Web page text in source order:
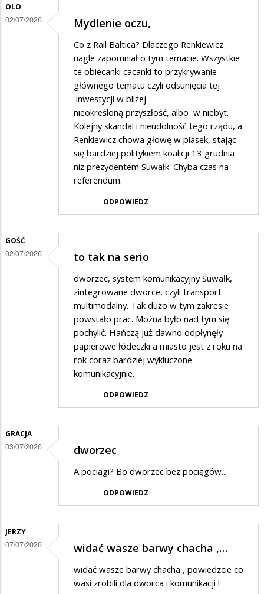
OLO
02/07/2026 Mydlenie oczu,
Co z Rail Baltica? Dlaczego Renkiewicz
nagle zapomniał o tym temacie. Wszystkie
te obiecanki cacanki to przykrywanie
głównego tematu czyli odsunięcia tej
inwestycji w bliżej
nieokreśloną przyszłość, albo w niebyt.
Kolejny skandal i nieudolność tego rządu, a
Renkiewicz chowa głowę w piasek, stając
się bardziej politykiem koalicji 13 grudnia
niż prezydentem Suwałk. Chyba czas na
referendum.
ODPOWIEDZ
GOŚĆ
02/07/2026 to tak na serio
dworzec, system komunikacyjny Suwałk,
zintegrowane dworce, czyli transport
multimodalny. Tak dużo w tym zakresie
powstało prac. Można było nad tym się
pochylić. Hańczą już dawno odpłynęły
papierowe łódeczki a miasto jest z roku na
rok coraz bardziej wykluczone
komunikacyjnie.
ODPOWIEDZ
GRACJA
03/07/2026 dworzec
A pociągi? Bo dworzec bez pociągów...
ODPOWIEDZ
JERZY
07/07/2026 widać wasze barwy chacha ,…
widać wasze barwy chacha , powiedzcie co
wasi zrobili dla dworca i komunikacji !